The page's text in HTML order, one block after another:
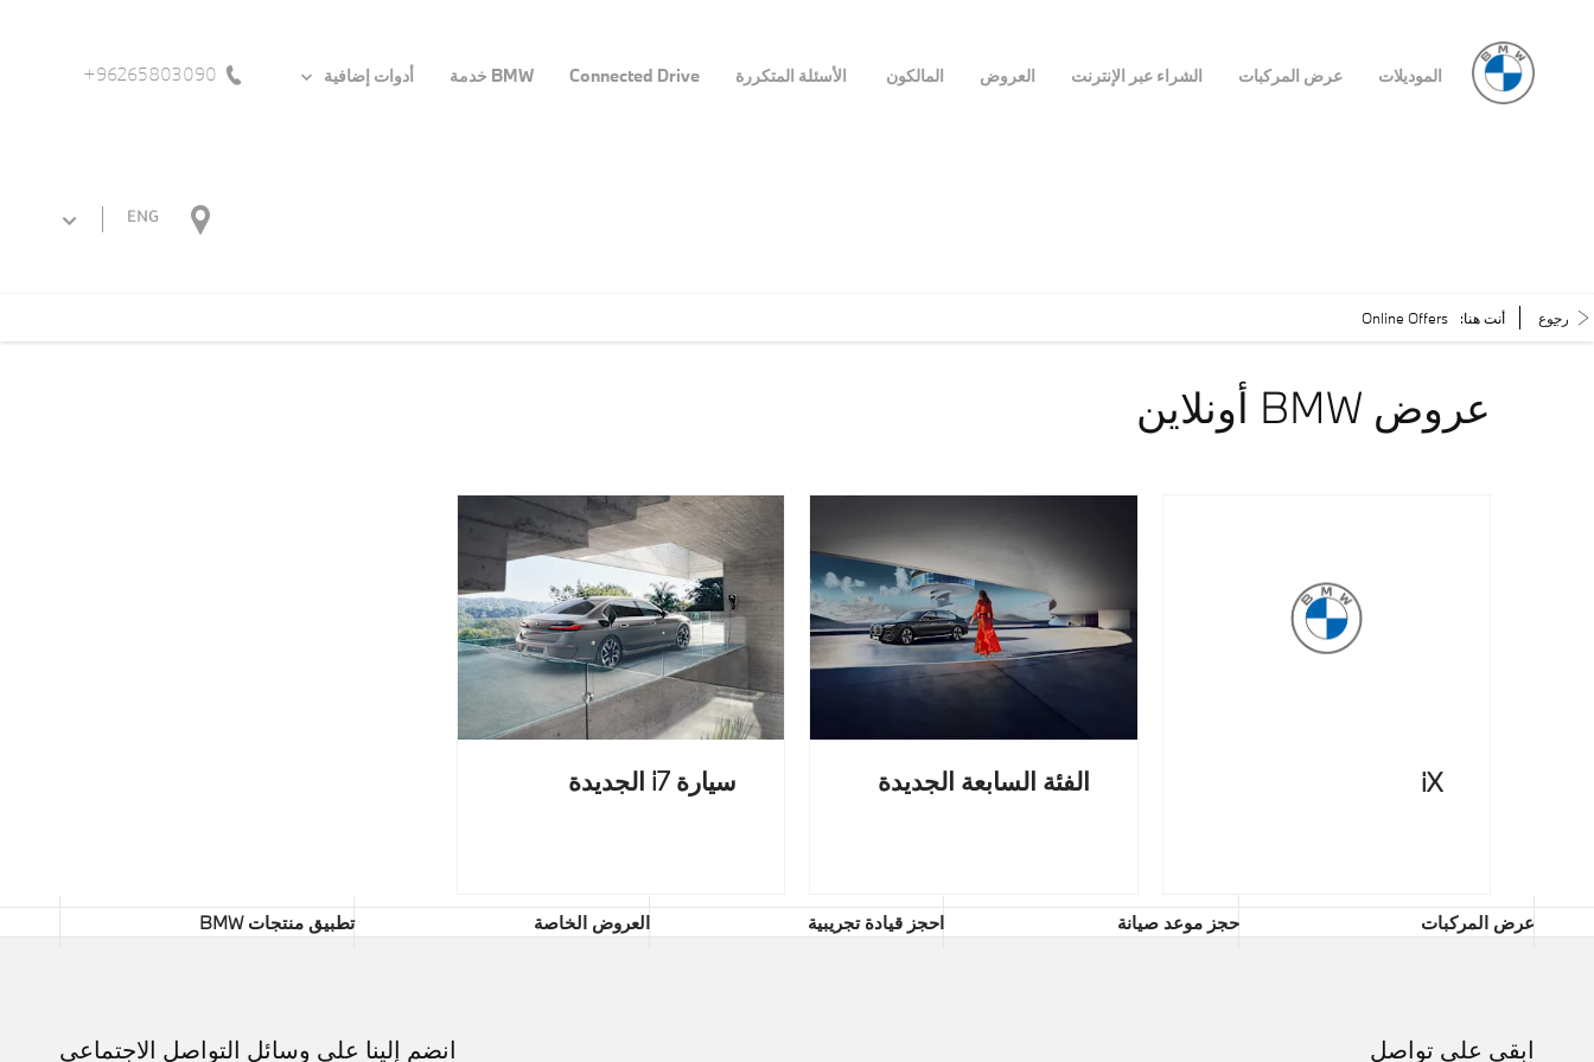
الموديلات عرض المركبات الشراء عبر الإنترنت العروض المالكون الأسئلة المتكررة Connected Drive BMW خدمة أدوات إضافية 96265803090+
ENG
رجوع أنت هنا: Online Offers
عروض BMW أونلاين
iX الفئة السابعة الجديدة سيارة i7 الجديدة
عرض المركبات حجز موعد صيانة احجز قيادة تجريبية العروض الخاصة تطبيق منتجات BMW
ابقى على تواصل انضم إلينا على وسائل التواصل الاجتماعي